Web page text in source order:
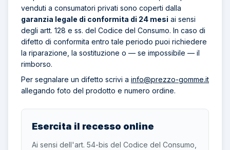
venduti a consumatori privati sono coperti dalla
garanzia legale di conformita di 24 mesi ai sensi
degli artt. 128 e ss. del Codice del Consumo. In caso di
difetto di conformita entro tale periodo puoi richiedere
la riparazione, la sostituzione o — se impossibile — il
rimborso.
Per segnalare un difetto scrivi a info@prezzo-gomme.it
allegando foto del prodotto e numero ordine.
Esercita il recesso online
Ai sensi dell'art. 54-bis del Codice del Consumo,